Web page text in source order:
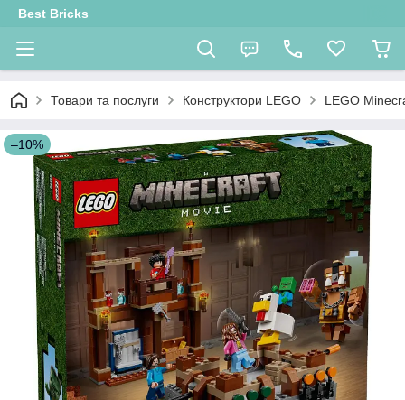
Best Bricks
Товари та послуги Конструктори LEGO LEGO
–10%